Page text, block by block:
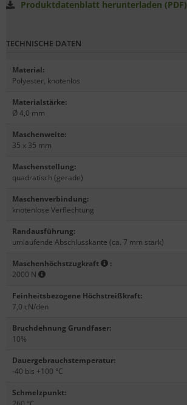
Produktdatenblatt herunterladen (PDF)
TECHNISCHE DATEN
Material:
Polyester, knotenlos
Materialstärke:
Ø 4,0 mm
Maschenweite:
35 x 35 mm
Maschenstellung:
quadratisch (gerade)
Maschenverbindung:
knotenlose Verflechtung
Randausführung:
umlaufende Abschlusskante (ca. 7 mm stark)
Maschenhöchstzugkraft
:
2000 N
Feinheitsbezogene Höchstreißkraft:
7,0 cN/den
Bruchdehnung Grundfaser:
10%
Dauergebrauchstemperatur:
-40 bis +100 °C
Schmelzpunkt: